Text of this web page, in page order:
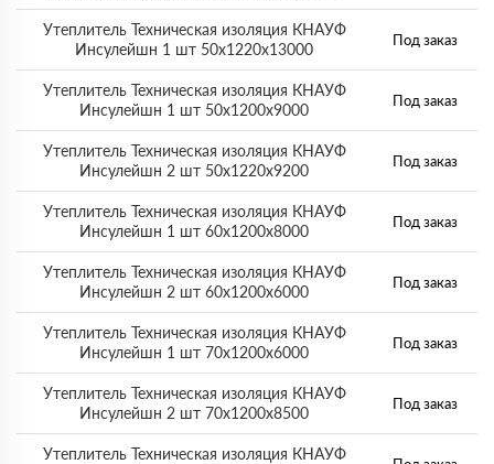
Утеплитель Техническая изоляция КНАУФ
Инсулейшн 1 шт 50х1220х13000
Под заказ
Утеплитель Техническая изоляция КНАУФ
Инсулейшн 1 шт 50х1200х9000
Под заказ
Утеплитель Техническая изоляция КНАУФ
Инсулейшн 2 шт 50х1220х9200
Под заказ
Утеплитель Техническая изоляция КНАУФ
Инсулейшн 1 шт 60х1200х8000
Под заказ
Утеплитель Техническая изоляция КНАУФ
Инсулейшн 2 шт 60х1200х6000
Под заказ
Утеплитель Техническая изоляция КНАУФ
Инсулейшн 1 шт 70х1200х6000
Под заказ
Утеплитель Техническая изоляция КНАУФ
Инсулейшн 2 шт 70х1200х8500
Под заказ
Утеплитель Техническая изоляция КНАУФ